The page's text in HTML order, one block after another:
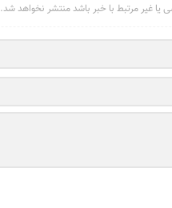
یا غیر مرتبط با خبر باشد منتشر نخواهد شد.